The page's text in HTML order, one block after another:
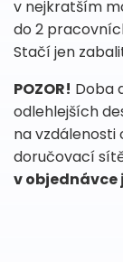
v nejkratším
do 2
Stačí jen
POZOR! Doba
odlehlejších
na
doručovací
v